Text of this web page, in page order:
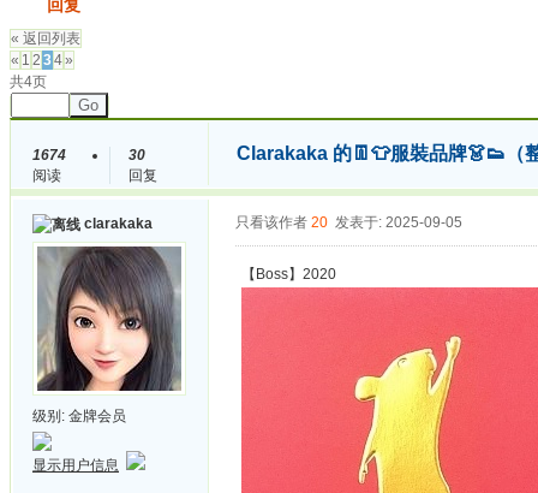
回复
« 返回列表
« 1 2 34»
共4页
Go
1674
阅读
30
回复
Clarakaka 的👖👕服裝品牌👗👟（
clarakaka
级别: 金牌会员
显示用户信息
只看该作者 20 发表于: 2025-09-05
【Boss】2020